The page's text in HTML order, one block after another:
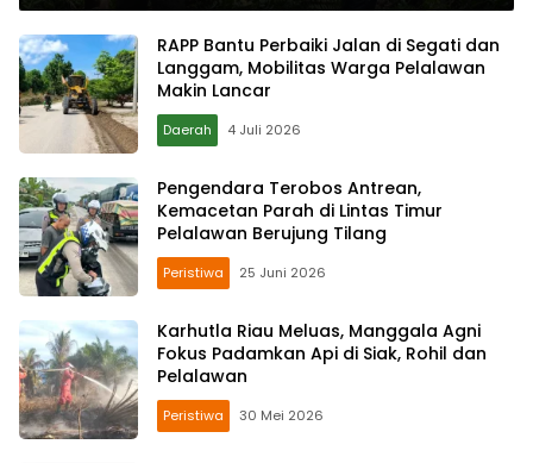
RAPP Bantu Perbaiki Jalan di Segati dan
Langgam, Mobilitas Warga Pelalawan
Makin Lancar
Daerah 4 Juli 2026
Pengendara Terobos Antrean,
Kemacetan Parah di Lintas Timur
Pelalawan Berujung Tilang
Peristiwa 25 Juni 2026
Karhutla Riau Meluas, Manggala Agni
Fokus Padamkan Api di Siak, Rohil dan
Pelalawan
Peristiwa 30 Mei 2026